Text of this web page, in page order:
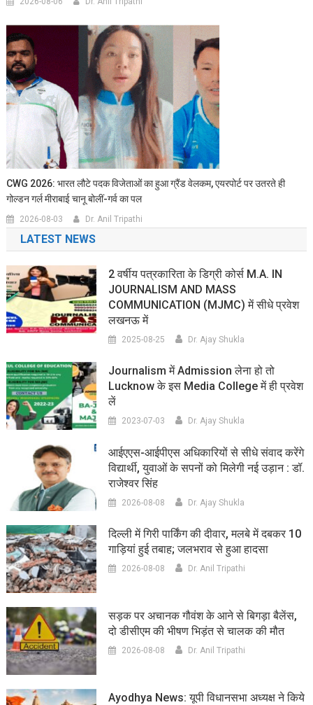
CWG 2026: भारत लौटे पदक विजेताओं का हुआ ग्रैंड वेलकम, एयरपोर्ट पर उतरते ही
गोल्डन गर्ल मीराबाई चानू बोलीं-गर्व का पल
2026-08-03 Dr. Anil Tripathi
LATEST NEWS
2 वर्षीय पत्रकारिता के डिग्री कोर्स M.A. IN
JOURNALISM AND MASS
COMMUNICATION (MJMC) में सीधे प्रवेश
लखनऊ में
2025-08-25 Dr. Ajay Shukla
Journalism में Admission लेना हो तो
Lucknow के इस Media College में ही प्रवेश
लें
2023-07-03 Dr. Ajay Shukla
आईएएस-आईपीएस अधिकारियों से सीधे संवाद करेंगे
विद्यार्थी, युवाओं के सपनों को मिलेगी नई उड़ान : डॉ.
राजेश्वर सिंह
2026-08-08 Dr. Ajay Shukla
दिल्ली में गिरी पार्किंग की दीवार, मलबे में दबकर 10
गाड़ियां हुई तबाह; जलभराव से हुआ हादसा
2026-08-08 Dr. Anil Tripathi
सड़क पर अचानक गौवंश के आने से बिगड़ा बैलेंस,
दो डीसीएम की भीषण भिड़ंत से चालक की मौत
2026-08-08 Dr. Anil Tripathi
Ayodhya News: यूपी विधानसभा अध्यक्ष ने किये